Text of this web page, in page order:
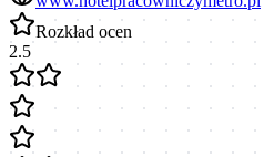
Rozkład ocen
2.5